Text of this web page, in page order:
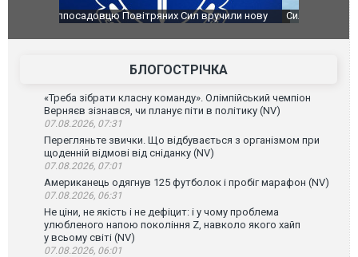
Сили оборони уразили Ярославський НПЗ:
атаку. ВІДЕО
Неймар
БЛОГОСТРІЧКА
«Треба зібрати класну команду». Олімпійський чемпіон
Верняєв зізнався, чи планує піти в політику (NV)
07.08.2026, 07:31
Перегляньте звички. Що відбувається з організмом при
щоденній відмові від сніданку (NV)
07.08.2026, 07:01
Американець одягнув 125 футболок і пробіг марафон (NV)
07.08.2026, 06:31
Не ціни, не якість і не дефіцит: і у чому проблема
улюбленого напою покоління Z, навколо якого хайп
у всьому світі (NV)
07.08.2026, 06:01